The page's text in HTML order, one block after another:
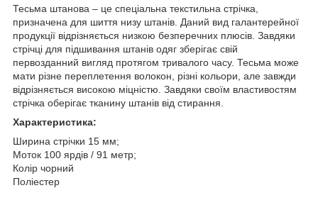
Тесьма штанова – це спеціальна текстильна стрічка,
призначена для шиття низу штанів. Даний вид галантерейної
продукції відрізняється низкою безперечних плюсів. Завдяки
стрічці для підшивання штанів одяг зберігає свій
первозданний вигляд протягом тривалого часу. Тесьма може
мати різне переплетення волокон, різні кольори, але завжди
відрізняється високою міцністю. Завдяки своїм властивостям
стрічка оберігає тканину штанів від стирання.
Характеристика:
Ширина стрічки 15 мм;
Моток 100 ярдів / 91 метр;
Колір чорний
Поліестер